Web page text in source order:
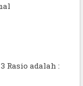
Rasio adalah :